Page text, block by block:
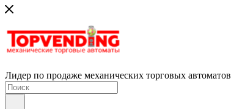
Лидер по продаже механических торговых автоматов